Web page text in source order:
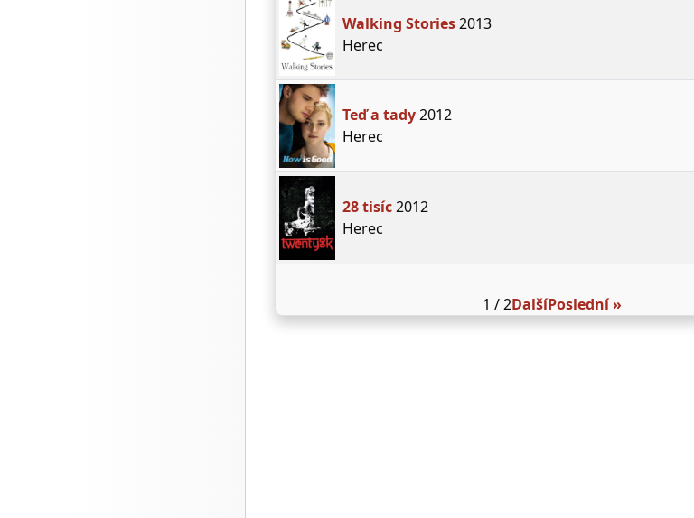
Walking Stories2013
Herec
Teď a tady2012
Herec
28 tisíc2012
Herec
1 / 2DalšíPoslední »